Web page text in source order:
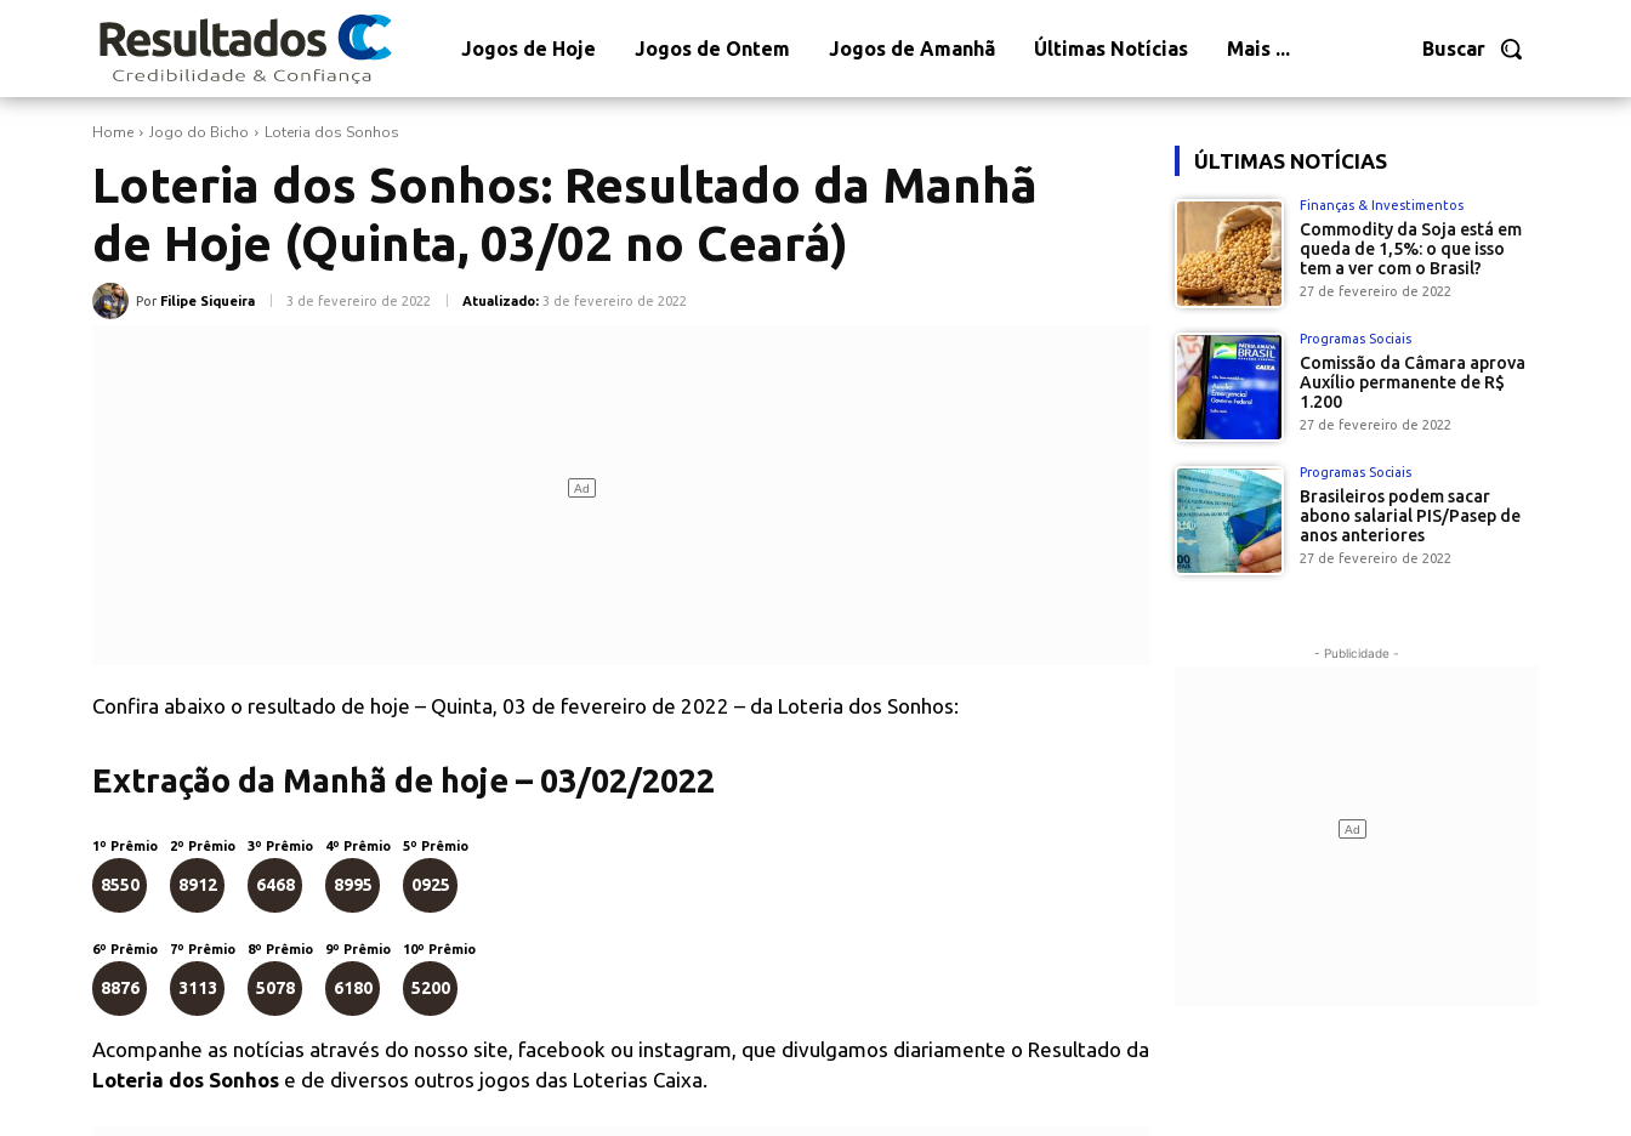
Buscar
Jogos de Hoje Jogos de Ontem Jogos de Amanhã Últimas Notícias Mais ...
Home Jogo do Bicho Loteria dos Sonhos
Loteria dos Sonhos: Resultado da Manhã
de Hoje (Quinta, 03/02 no Ceará)
Por Filipe Siqueira 3 de fevereiro de 2022 Atualizado: 3 de fevereiro de 2022
Confira abaixo o resultado de hoje – Quinta, 03 de fevereiro de 2022 – da Loteria dos Sonhos:
Extração da Manhã de hoje – 03/02/2022
1º Prêmio
8550
2º Prêmio
8912
3º Prêmio
6468
4º Prêmio
8995
5º Prêmio
0925
6º Prêmio
8876
7º Prêmio
3113
8º Prêmio
5078
9º Prêmio
6180
10º Prêmio
5200
Acompanhe as notícias através do nosso site, facebook ou instagram, que divulgamos diariamente o Resultado da
Loteria dos Sonhos e de diversos outros jogos das Loterias Caixa.
ÚLTIMAS NOTÍCIAS
Finanças & Investimentos
Commodity da Soja está em
queda de 1,5%: o que isso
tem a ver com o Brasil?
27 de fevereiro de 2022
Programas Sociais
Comissão da Câmara aprova
Auxílio permanente de R$
1.200
27 de fevereiro de 2022
Programas Sociais
Brasileiros podem sacar
abono salarial PIS/Pasep de
anos anteriores
27 de fevereiro de 2022
- Publicidade -